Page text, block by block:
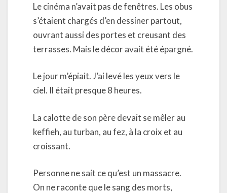
Le cinéma n’avait pas de fenêtres. Les obus
s’étaient chargés d’en dessiner partout,
ouvrant aussi des portes et creusant des
terrasses. Mais le décor avait été épargné.
Le jour m’épiait. J’ai levé les yeux vers le
ciel. Il était presque 8 heures.
La calotte de son père devait se mêler au
keffieh, au turban, au fez, à la croix et au
croissant.
Personne ne sait ce qu’est un massacre.
On ne raconte que le sang des morts,